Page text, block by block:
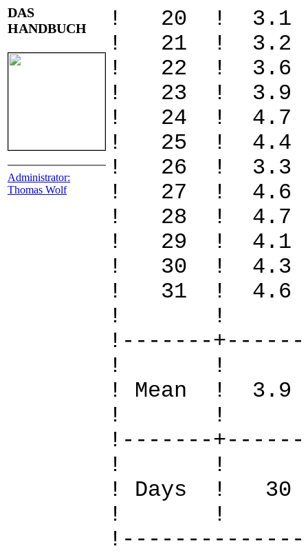
DAS
HANDBUCH
Administrator:
Thomas Wolf
! 20 ! 3.1
! 21 ! 3.2
! 22 ! 3.6
! 23 ! 3.9
! 24 ! 4.7
! 25 ! 4.4
! 26 ! 3.3
! 27 ! 4.6
! 28 ! 4.7
! 29 ! 4.1
! 30 ! 4.3
! 31 ! 4.6
!
!-------
!
! Mean !
!
!-------
!
! Days
!